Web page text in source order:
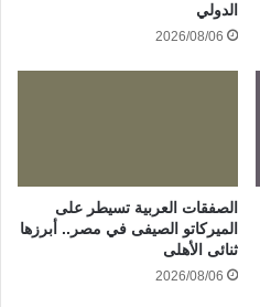
الدولي
2026/08/06
الصفقات العربية تسيطر على
الميركاتو الصيفى في مصر.. أبرزها
ثنائى الأهلى
2026/08/06